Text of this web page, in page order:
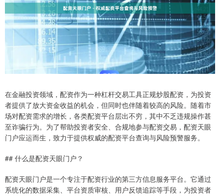
在金融投资领域，配资作为一种杠杆交易工具正规炒股配资，为投资
者提供了放大资金收益的机会，但同时也伴随着较高的风险。随着市
场对配资需求的增长，各类配资平台层出不穷，其中不乏违规操作甚
至诈骗行为。为了帮助投资者安全、合规地参与配资交易，配资天眼
门户应运而生，致力于提供权威的配资平台查询与风险预警服务。
## 什么是配资天眼门户？
配资天眼门户是一个专注于配资行业的第三方信息服务平台。它通过
系统化的数据采集、平台资质审核、用户反馈追踪等手段，为投资者